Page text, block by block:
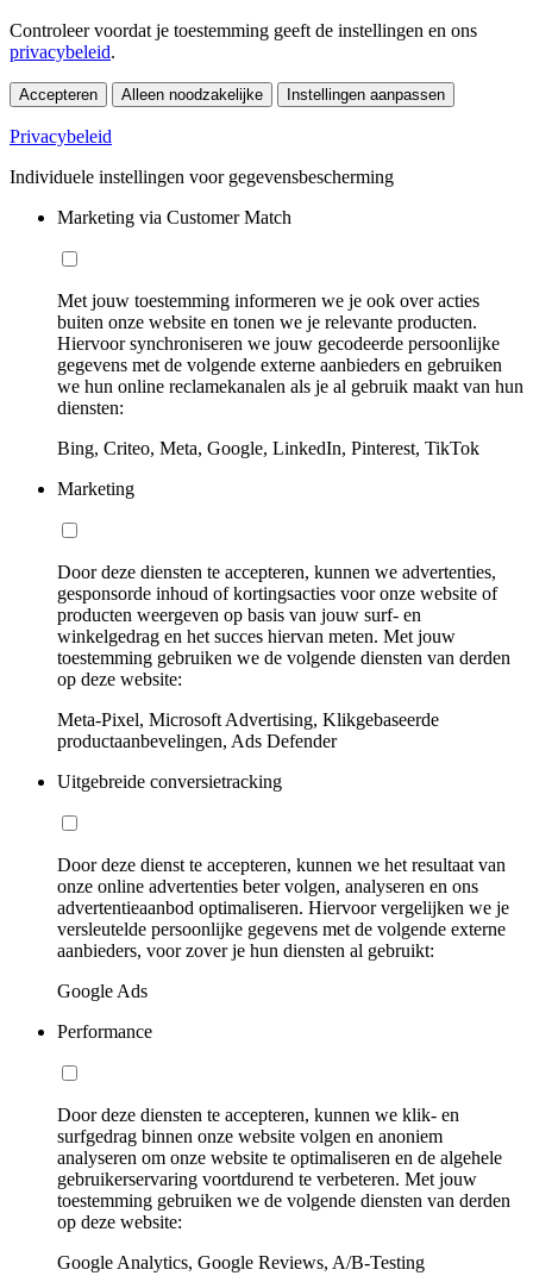
Controleer voordat je toestemming geeft de instellingen en ons
privacybeleid.
Accepteren Alleen noodzakelijke Instellingen aanpassen
Privacybeleid
Individuele instellingen voor gegevensbescherming
Marketing via Customer Match
Met jouw toestemming informeren we je ook over acties
buiten onze website en tonen we je relevante producten.
Hiervoor synchroniseren we jouw gecodeerde persoonlijke
gegevens met de volgende externe aanbieders en gebruiken
we hun online reclamekanalen als je al gebruik maakt van hun
diensten:
Bing, Criteo, Meta, Google, LinkedIn, Pinterest, TikTok
Marketing
Door deze diensten te accepteren, kunnen we advertenties,
gesponsorde inhoud of kortingsacties voor onze website of
producten weergeven op basis van jouw surf- en
winkelgedrag en het succes hiervan meten. Met jouw
toestemming gebruiken we de volgende diensten van derden
op deze website:
Meta-Pixel, Microsoft Advertising, Klikgebaseerde
productaanbevelingen, Ads Defender
Uitgebreide conversietracking
Door deze dienst te accepteren, kunnen we het resultaat van
onze online advertenties beter volgen, analyseren en ons
advertentieaanbod optimaliseren. Hiervoor vergelijken we je
versleutelde persoonlijke gegevens met de volgende externe
aanbieders, voor zover je hun diensten al gebruikt:
Google Ads
Performance
Door deze diensten te accepteren, kunnen we klik- en
surfgedrag binnen onze website volgen en anoniem
analyseren om onze website te optimaliseren en de algehele
gebruikerservaring voortdurend te verbeteren. Met jouw
toestemming gebruiken we de volgende diensten van derden
op deze website:
Google Analytics, Google Reviews, A/B-Testing